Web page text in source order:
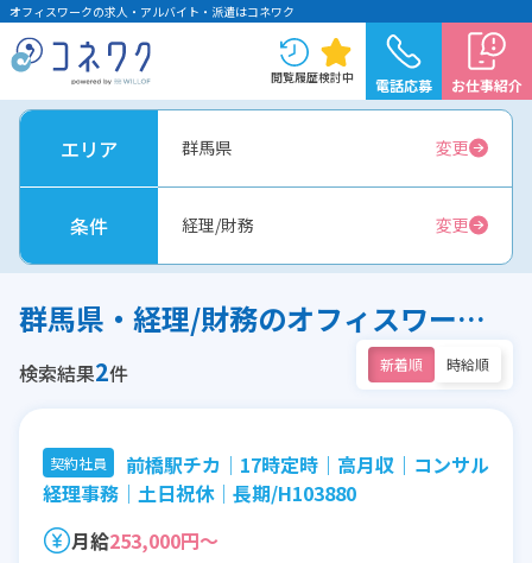
オフィスワークの求人・アルバイト・派遣はコネワク
閲覧履歴検討中 電話応募 お仕事紹介
エリア 群馬県 変更
条件 経理/財務 変更
群馬県・経理/財務のオフィスワーク求人
検索結果2件 新着順 時給順
契約社員
前橋駅チカ│17時定時｜高月収｜コンサル
経理事務│土日祝休│長期/H103880
月給253,000円～